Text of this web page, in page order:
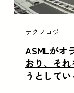
テクノロジー
ASMLがオ
おり、そ
うとして